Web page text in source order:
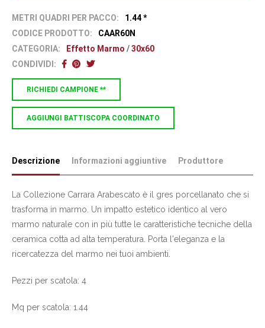
METRI QUADRI PER PACCO:
1.44 *
CODICE PRODOTTO:
CAAR60N
CATEGORIA:
Effetto Marmo /30x60
CONDIVIDI:
RICHIEDI CAMPIONE **
AGGIUNGI BATTISCOPA COORDINATO
Descrizione Informazioni aggiuntive Produttore
La Collezione Carrara Arabescato è il gres porcellanato che si
trasforma in marmo. Un impatto estetico identico al vero
marmo naturale con in più tutte le caratteristiche tecniche della
ceramica cotta ad alta temperatura. Porta l'eleganza e la
ricercatezza del marmo nei tuoi ambienti.
Pezzi per scatola: 4
Mq per scatola: 1.44